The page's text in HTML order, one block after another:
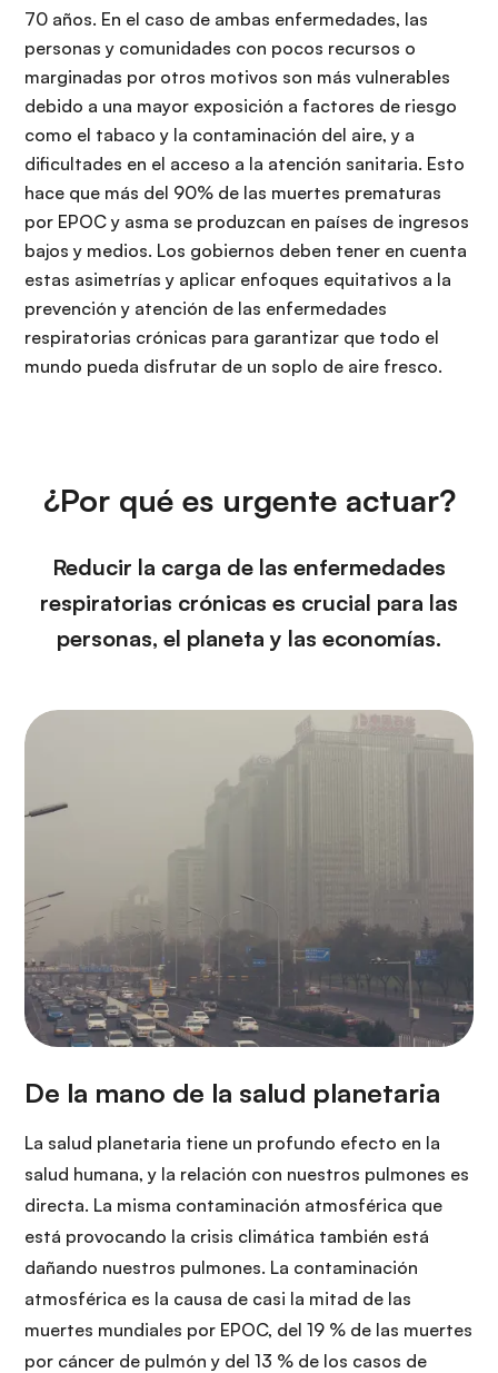
70 años. En el caso de ambas enfermedades, las
personas y comunidades con pocos recursos o
marginadas por otros motivos son más vulnerables
debido a una mayor exposición a factores de riesgo
como el tabaco y la contaminación del aire, y a
dificultades en el acceso a la atención sanitaria. Esto
hace que más del 90% de las muertes prematuras
por EPOC y asma se produzcan en países de ingresos
bajos y medios. Los gobiernos deben tener en cuenta
estas asimetrías y aplicar enfoques equitativos a la
prevención y atención de las enfermedades
respiratorias crónicas para garantizar que todo el
mundo pueda disfrutar de un soplo de aire fresco.
¿Por qué es urgente actuar?
Reducir la carga de las enfermedades
respiratorias crónicas es crucial para las
personas, el planeta y las economías.
La salud planetaria tiene un profundo efecto en la
salud humana, y la relación con nuestros pulmones es
directa. La misma contaminación atmosférica que
está provocando la crisis climática también está
dañando nuestros pulmones. La contaminación
atmosférica es la causa de casi la mitad de las
muertes mundiales por EPOC, del 19 % de las muertes
por cáncer de pulmón y del 13 % de los casos de